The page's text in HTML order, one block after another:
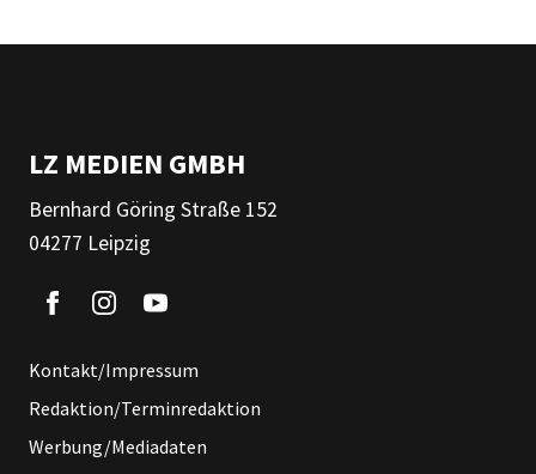
LZ MEDIEN GMBH
Bernhard Göring Straße 152
04277 Leipzig
Kontakt/Impressum
Redaktion/Terminredaktion
Werbung/Mediadaten